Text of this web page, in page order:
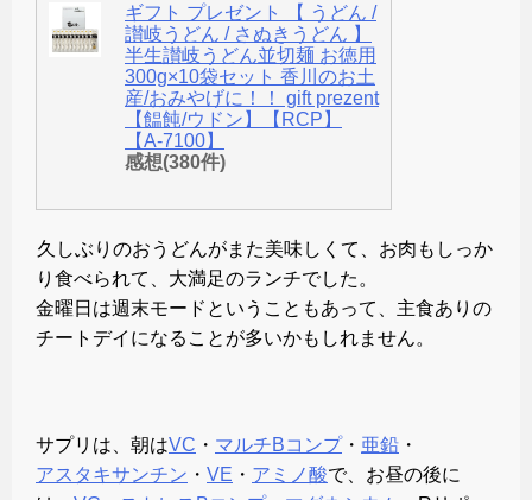
ギフト プレゼント 【 うどん /
讃岐うどん / さぬきうどん 】
半生讃岐うどん並切麺 お徳用
300g×10袋セット 香川のお土
産/おみやげに！！ gift prezent
【饂飩/ウドン】【RCP】
【A-7100】
感想(380件)
久しぶりのおうどんがまた美味しくて、お肉もしっか
り食べられて、大満足のランチでした。
金曜日は週末モードということもあって、主食ありの
チートデイになることが多いかもしれません。
サプリは、朝はVC ・ マルチBコンプ・ 亜鉛 ・
アスタキサンチン ・ VE ・ アミノ酸で、お昼の後に